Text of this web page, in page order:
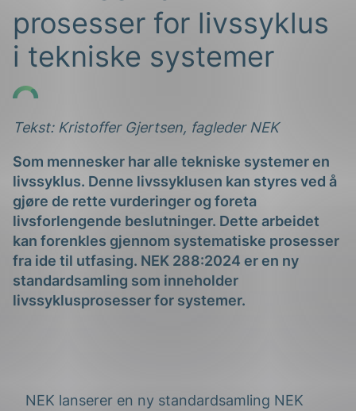
prosesser for livssyklus
i tekniske systemer
Tekst: Kristoffer Gjertsen, fagleder NEK
Som mennesker har alle tekniske systemer en
livssyklus. Denne livssyklusen kan styres ved å
gjøre de rette vurderinger og foreta
livsforlengende beslutninger. Dette arbeidet
kan forenkles gjennom systematiske prosesser
fra ide til utfasing. NEK 288:2024 er en ny
standardsamling som inneholder
livssyklusprosesser for systemer.
NEK lanserer en ny standardsamling NEK